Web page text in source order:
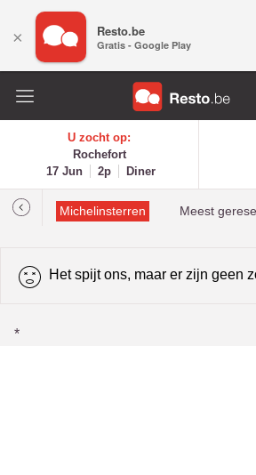
U zocht op:
Rochefort
17 Jun
2p Diner
Michelinsterren Meest
Het spijt ons, maar er zijn geen
*
× Resto.be
Gratis - Google Play